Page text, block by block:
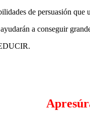
de persuasión que
a conseguir